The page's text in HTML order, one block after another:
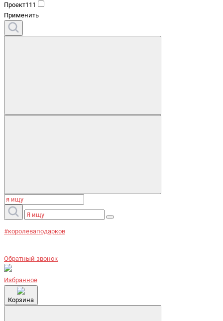
Проект111
Применить
#королеваподарков
Обратный звонок
Избранное
Корзина